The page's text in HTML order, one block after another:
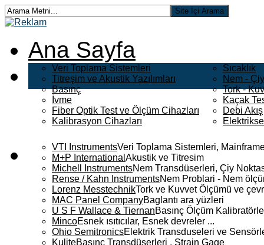
Ana Sayfa
Veri Toplama Sistemleri
Titreşim ve Akustik Yazılımları
Basınç
İvme
Fiber Optik Test ve Ölçüm Cihazları
Kalibrasyon Cihazları
Sıcaklık
Nem -
Tork -
Kaçak
Debi Akış
VTI InstrumentsVeri Toplama Sistemleri,
M+P International Akustik ve Titresim
Michell InstrumentsNem Transdüserleri, Çiy
Rense / Kahn InstrumentsNem Problari - Nem
Lorenz MesstechnikTork ve Kuvvet Ölçümü ve
MAC Panel CompanyBaglantı ara yüzleri
U S F Wallace & TiernanBasınç Ölçüm
MincoEsnek ısıtıcılar, Esnek devreler ...
Ohio SemitronicsElektrik Transduseleri ve
KuliteBasınç Transdüserleri , Strain Gage